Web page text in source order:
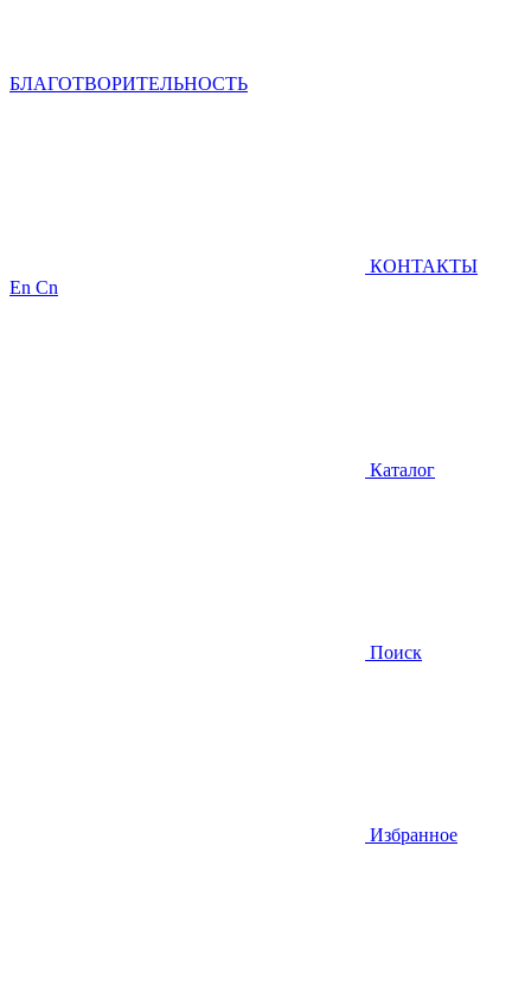
БЛАГОТВОРИТЕЛЬНОСТЬ
КОНТАКТЫ
En Cn
Каталог
Поиск
Избранное